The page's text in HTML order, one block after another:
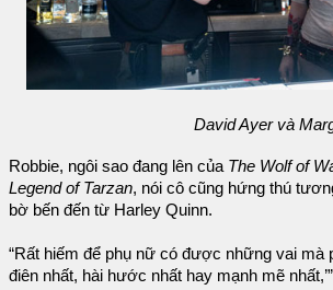
David Ayer và
Robbie, ngôi sao đang lên của The Wolf of
Legend of Tarzan, nói cô cũng hứng thú
bờ bến đến từ Harley Quinn.
“Rất hiếm để phụ nữ có được những vai mà
điên nhất, hài hước nhất hay mạnh mẽ